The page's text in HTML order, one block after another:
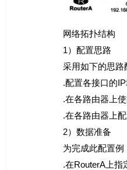
网络拓扑结构
1）配置思路
采用如下的思路配置
.配置各接口的IP地址
.在各路由器上使能
.在各路由器上配置
2）数据准备
为完成此配置例，需
.在RouterA上指定使能